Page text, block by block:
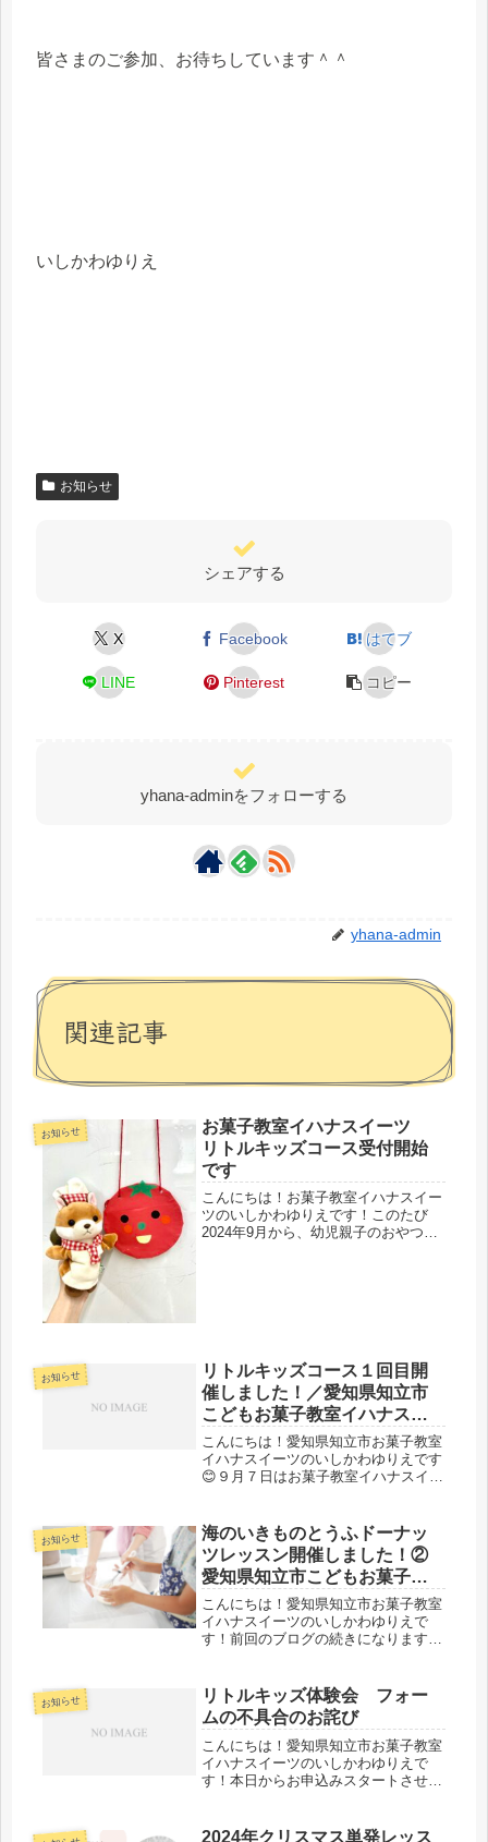
皆さまのご参加、お待ちしています＾＾
いしかわゆりえ
お知らせ
シェアする
X Facebook はてブ
LINE Pinterest コピー
yhana-adminをフォローする
yhana-admin
関連記事
お知らせ
お菓子教室イハナスイーツ
リトルキッズコース受付開始
です
こんにちは！お菓子教室イハナスイー
ツのいしかわゆりえです！このたび
2024年9月から、幼児親子のおやつ作
お知らせ
リトルキッズコース１回目開
催しました！／愛知県知立市
こどもお菓子教室イハナスイ
ーツ
こんにちは！愛知県知立市お菓子教室
イハナスイーツのいしかわゆりえです
😊９月７日はお菓子教室イハナスイー
コース」の１回目を開催いたしまし
た！リトルキッズコースは全５回のレ
ッス...
お知らせ
海のいきものとうふドーナッ
ツレッスン開催しました！②
愛知県知立市こどもお菓子教
室イハナスイーツ
こんにちは！愛知県知立市お菓子教室
イハナスイーツのいしかわゆりえで
す！前回のブログの続きになります。
を開催しました！ドーナッツレッスン
にも、すでに12回コースに通ってい...
お知らせ
リトルキッズ体験会 フォー
ムの不具合のお詫び
こんにちは！愛知県知立市お菓子教室
イハナスイーツのいしかわゆりえで
す！本日からお申込みスタートさせて
具合で進めなくなっておりましたとこ
2024年クリスマス単発レッス